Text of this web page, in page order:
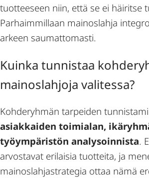
tuotteeseen niin, että se ei häiritse
Parhaimmillaan mainoslahja
arkeen saumattomasti.
Kuinka tunnistaa
mainoslahjoja valitessa?
Kohderyhmän tarpeiden
asiakkaiden toimialan,
työympäristön analysoinnista.
arvostavat erilaisia tuotteita, ja
mainoslahjastrategia ottaa nämä